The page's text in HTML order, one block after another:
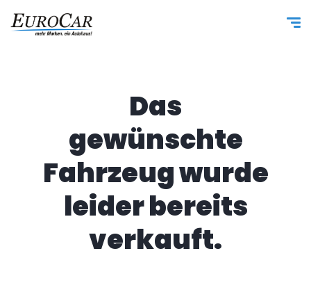
Das
gewünschte
Fahrzeug wurde
leider bereits
verkauft.